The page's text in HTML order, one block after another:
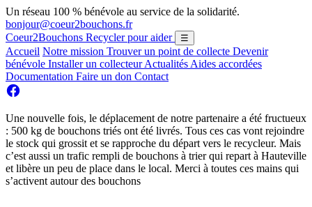
Un réseau 100 % bénévole au service de la solidarité.
bonjour@coeur2bouchons.fr
Coeur2Bouchons Recycler pour aider ☰
Accueil Notre mission Trouver un point de collecte Devenir
bénévole Installer un collecteurActualités Aides accordées
Documentation Faire un don Contact
Une nouvelle fois, le déplacement de notre partenaire a été fructueux
: 500 kg de bouchons triés ont été livrés. Tous ces cas vont rejoindre
le stock qui grossit et se rapproche du départ vers le recycleur. Mais
c’est aussi un trafic rempli de bouchons à trier qui repart à Hauteville
et libère un peu de place dans le local. Merci à toutes ces mains qui
s’activent autour des bouchons